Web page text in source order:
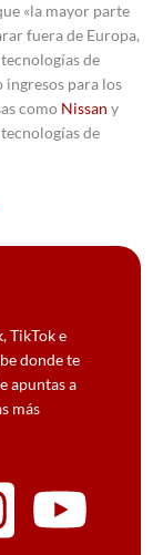
«la mayor parte
fuera de Europa,
de
para los
como Nissan y
de
TikTok e
donde te
apuntas a
más